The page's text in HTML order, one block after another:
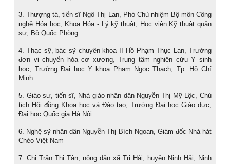
3. Thượng tá, tiến sĩ Ngô Thị Lan, Phó Chủ nhiệm Bộ môn Công
nghệ Hóa học, Khoa Hóa - Lý kỹ thuật, Học viện Kỹ thuật quân
sự, Bộ Quốc Phòng.
4. Thạc sỹ, bác sỹ chuyên khoa II Hồ Phạm Thục Lan, Trưởng
đơn vị chuyển hóa cơ xương, Trung tâm nghiên cứu Y sinh
học, Trường Đại học Y khoa Phạm Ngọc Thạch, Tp. Hồ Chí
Minh
5. Giáo sư, tiến sĩ, Nhà giáo nhân dân Nguyễn Thị Mỹ Lộc, Chủ
tịch Hội đồng Khoa học và Đào tạo, Trường Đại học Giáo dực,
Đại học Quốc gia Hà Nội.
6. Nghệ sỹ nhân dân Nguyễn Thị Bích Ngoan, Giám đốc Nhà hát
Chèo Việt Nam
7. Chị Trần Thị Tân, nông dân xã Tri Hải, huyện Ninh Hải, Ninh